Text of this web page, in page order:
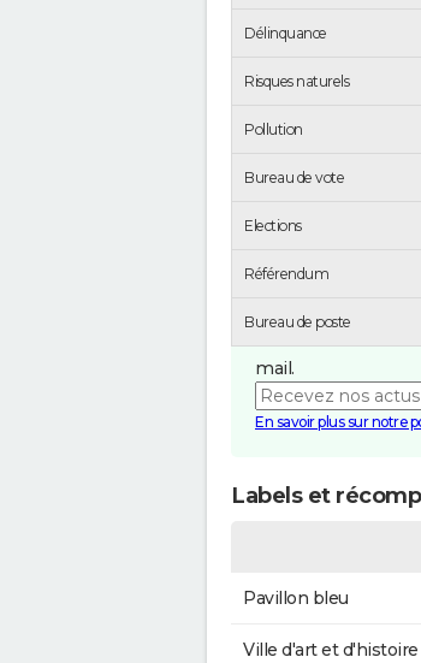
Délinquance
Risques naturels
Pollution
Bureau de vote
Elections
Référendum
Bureau de poste
mail.
En savoir plus sur notre
Labels et
Pavillon bleu
Ville d'art et d'histoire